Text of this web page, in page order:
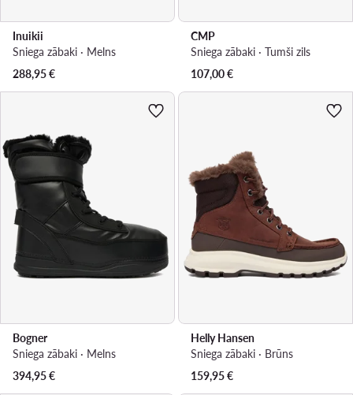
Inuikii
Sniega zābaki · Melns
288,95€
CMP
Sniega zābaki · Tumši zils
107,00€
Bogner
Sniega zābaki · Melns
394,95€
Helly Hansen
Sniega zābaki · Brūns
159,95€